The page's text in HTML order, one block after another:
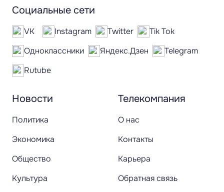
Новости
Политика
Экономика
Общество
Культура
Телекомпания
О нас
Контакты
Карьера
Обратная связь
Социальные сети
VK Instagram Twitter
Tik Tok
Одноклассники
Яндекс.Дзен
Telegram
Rutube